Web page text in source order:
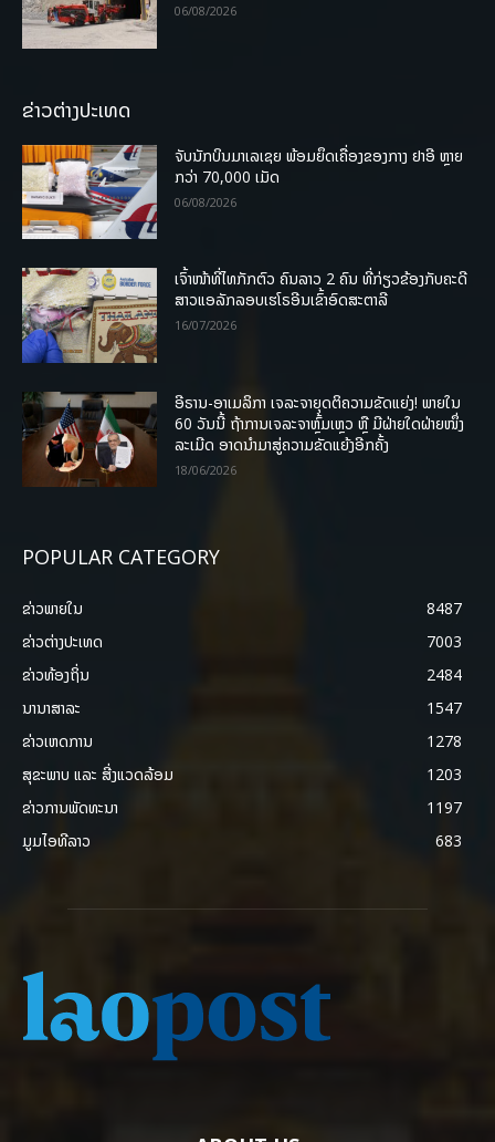
06/08/2026
ຂ່າວຕ່າງປະເທດ
ຈັບນັກບິນມາເລເຊຍ ພ້ອມຍຶດເຄື່ອງຂອງກາງ ຢາອີ ຫຼາຍ
ກວ່າ 70,000 ເມັດ
06/08/2026
ເຈົ້າໜ້າທີ່ໄທກັກຕົວ ຄົນລາວ 2 ຄົນ ທີ່ກ່ຽວຂ້ອງກັບຄະດີ
ສາວແອລັກລອບເຮໂຣອີນເຂົ້າອົດສະຕາລີ
16/07/2026
ອີຣານ-ອາເມລິກາ ເຈລະຈາຍຸດຕິຄວາມຂັດແຍ່ງ! ພາຍໃນ
60 ວັນນີ້ ຖ້າການເຈລະຈາຫຼົ້ມເຫຼວ ຫຼື ມີຝ່າຍໃດຝ່າຍໜຶ່ງ
ລະເມີດ ອາດນໍາມາສູ່ຄວາມຂັດແຍ້ງອີກຄັ້ງ
18/06/2026
POPULAR CATEGORY
ຂ່າວພາຍ​ໃນ
8487
ຂ່າວຕ່າງປະເທດ
7003
ຂ່າວທ້ອງຖິ່ນ
2484
ນານາສາລະ
1547
ຂ່າວເຫດການ
1278
ສຸຂະພາບ ແລະ ສີ່ງແວດລ້ອມ
1203
ຂ່າວການພັດທະນາ
1197
ມູມໄອທີລາວ
683